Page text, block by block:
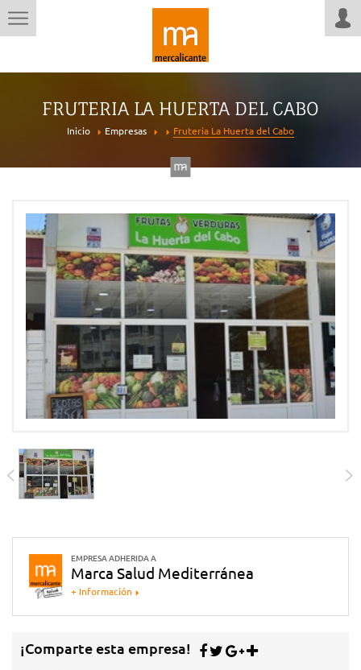
FRUTERIA LA HUERTA DEL CABO
Inicio Empresas Fruteria La Huerta del Cabo
EMPRESA ADHERIDA A
Marca Salud Mediterránea
+ Información
¡Comparte esta empresa!